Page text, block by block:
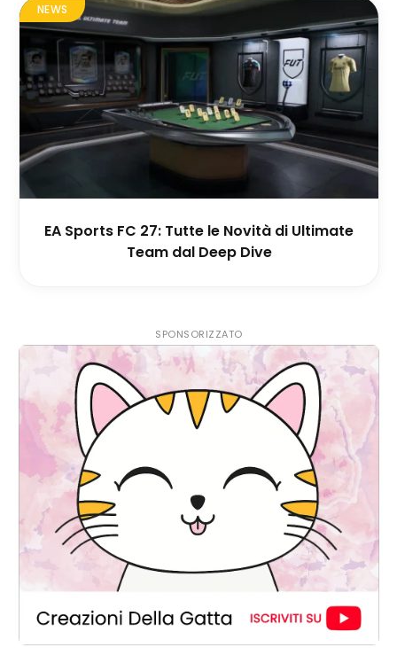
NEWS
EA Sports FC 27: Tutte le Novità di Ultimate
Team dal Deep Dive
SPONSORIZZATO